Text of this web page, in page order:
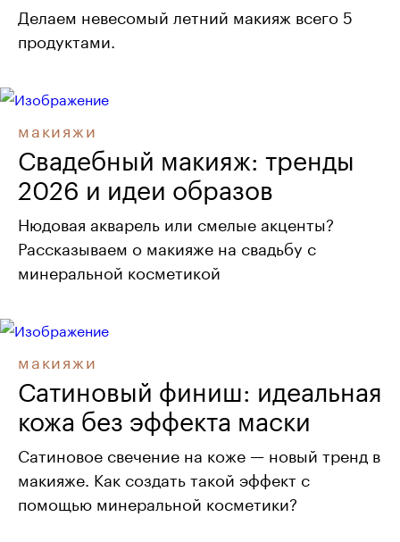
Делаем невесомый летний макияж всего 5
продуктами.
макияжи
Свадебный макияж: тренды
2026 и идеи образов
Нюдовая акварель или смелые акценты?
Рассказываем о макияже на свадьбу с
минеральной косметикой
макияжи
Сатиновый финиш: идеальная
кожа без эффекта маски
Сатиновое свечение на коже — новый тренд в
макияже. Как создать такой эффект с
помощью минеральной косметики?